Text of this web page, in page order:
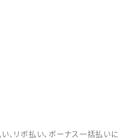
、リボ払い、ボーナス一括払いに